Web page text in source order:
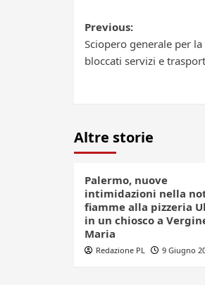
Post
navigation
Previous:
Sciopero generale per
bloccati servizi e
Altre storie
Palermo, nuove
intimidazioni nella
fiamme alla pizzeria
in un chiosco a
Maria
Redazione PL 9 Giugno